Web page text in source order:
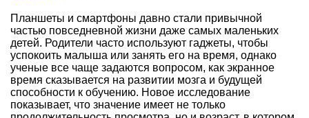
Планшеты и смартфоны давно стали привычной
частью повседневной жизни даже самых маленьких
детей. Родители часто используют гаджеты, чтобы
успокоить малыша или занять его на время, однако
ученые все чаще задаются вопросом, как экранное
время сказывается на развитии мозга и будущей
способности к обучению. Новое исследование
показывает, что значение имеет не только